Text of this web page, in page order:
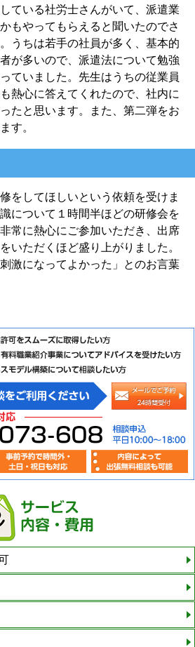
ている社労士さんがいて、派遣業
もやってもらえると聞いたのでさ
うちは若手の社員が多く、基本的
が多いので、派遣法について勉強
ていました。先生はうちの従業員
熱心に答えてくれたので、社内に
たと思います。また、第二弾をお
す。
をしてほしいという依頼を受けま
について１時間半ほどの研修会を
常に熱心にご参加いただき、出席
いただくほど盛り上がりました。
激になってよかった」とのお言葉